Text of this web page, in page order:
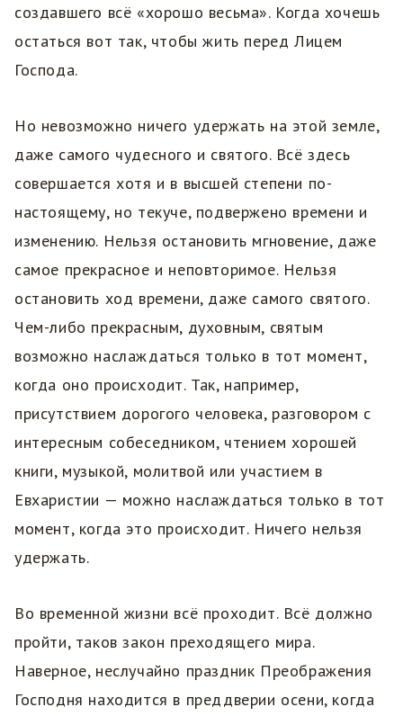
создавшего всё «хорошо весьма». Когда хочешь
остаться вот так, чтобы жить перед Лицем
Господа.
Но невозможно ничего удержать на этой земле,
даже самого чудесного и святого. Всё здесь
совершается хотя и в высшей степени по-
настоящему, но текуче, подвержено времени и
изменению. Нельзя остановить мгновение, даже
самое прекрасное и неповторимое. Нельзя
остановить ход времени, даже самого святого.
Чем-либо прекрасным, духовным, святым
возможно наслаждаться только в тот момент,
когда оно происходит. Так, например,
присутствием дорогого человека, разговором с
интересным собеседником, чтением хорошей
книги, музыкой, молитвой или участием в
Евхаристии — можно наслаждаться только в тот
момент, когда это происходит. Ничего нельзя
удержать.
Во временной жизни всё проходит. Всё должно
пройти, таков закон преходящего мира.
Наверное, неслучайно праздник Преображения
Господня находится в преддверии осени, когда